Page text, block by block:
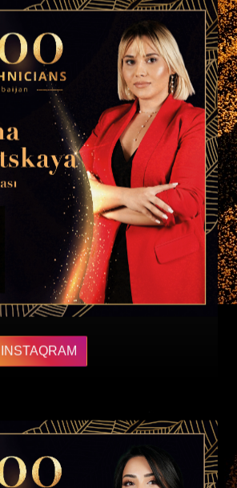
INSTAQRAM